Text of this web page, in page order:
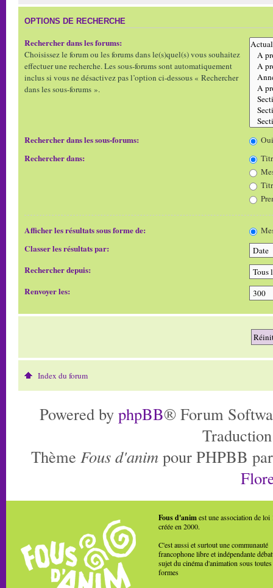
OPTIONS DE RECHERCHE
Rechercher dans les forums:
Choisissez le forum ou les forums dans le(s)quel(s) vous souhaitez
effectuer une recherche. Les sous-forums sont automatiquement
inclus si vous ne désactivez pas l’option ci-dessous « Rechercher
dans les sous-forums ».
Rechercher dans les sous-forums: Oui
Rechercher dans:
Afficher les résultats sous forme de:
Classer les résultats par:
Rechercher depuis:
Renvoyer les:
Index du forum
Powered by phpBB® Forum
Thème Fous d'anim pour PHPBB
Fous d'animest une association de loi
créée en 2000.
C'est aussi et surtout une communauté
francophone libre et indépendante
sujet du cinéma d'animation sous toutes
formes